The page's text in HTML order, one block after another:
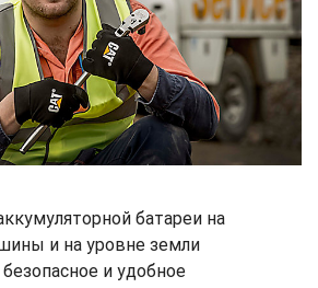
батареи на
и на уровне земли
и удобное